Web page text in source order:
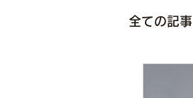
全ての記事